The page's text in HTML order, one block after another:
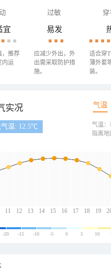
过敏 穿
宜
，推荐
内运
易发
应减少外出，外
出需采取防护措
施。
适合穿
薄外套
装。
实况 气温
温: 12.5℃
11 12 13 14 15 16 17 18 19
气温：
指离地
-20 -15 -10 -5 0 5 10